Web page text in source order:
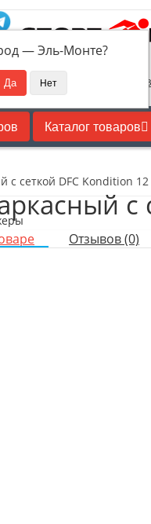
—Эль-Монте?
Каталог товаров
настольного тенниса
с сеткой DFC Kondition
Отзывов (0)